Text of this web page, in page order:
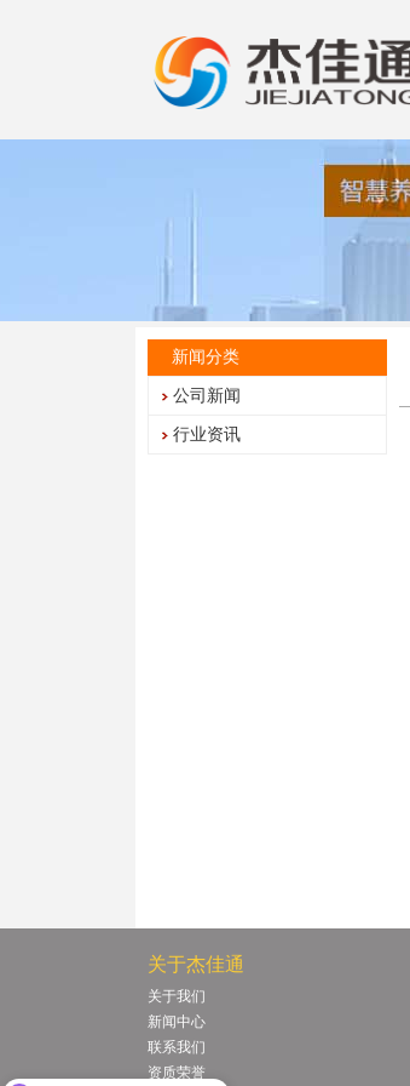
新闻分类
公司新闻
行业资讯
关于杰佳通
关于我们
新闻中心
联系我们
资质荣誉